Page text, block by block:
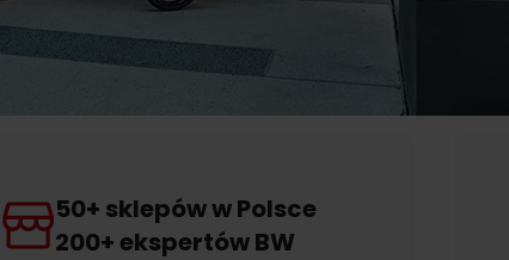
50+ sklepów w Polsce
200+ ekspertów BW